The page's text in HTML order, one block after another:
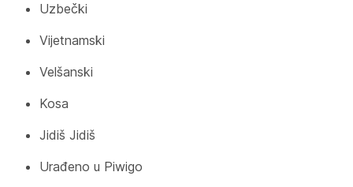
Uzbečki
Vijetnamski
Velšanski
Kosa
Jidiš Jidiš
Urađeno u Piwigo